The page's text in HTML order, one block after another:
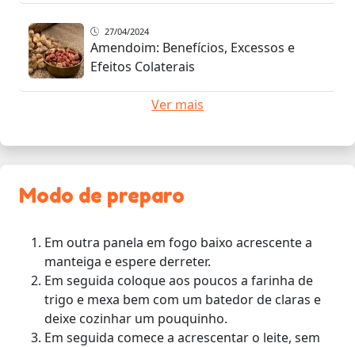
27/04/2024
Amendoim: Benefícios, Excessos e
Efeitos Colaterais
Ver mais
Modo de preparo
Em outra panela em fogo baixo acrescente a
manteiga e espere derreter.
Em seguida coloque aos poucos a farinha de
trigo e mexa bem com um batedor de claras e
deixe cozinhar um pouquinho.
Em seguida comece a acrescentar o leite, sem